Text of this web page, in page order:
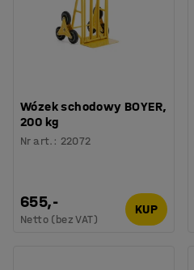
Wózek schodowy BOYER,
200 kg
Nr art. : 22072
655,-
Netto (bez VAT)
KUP